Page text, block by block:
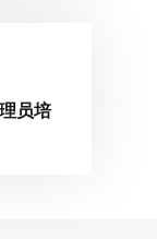
员培